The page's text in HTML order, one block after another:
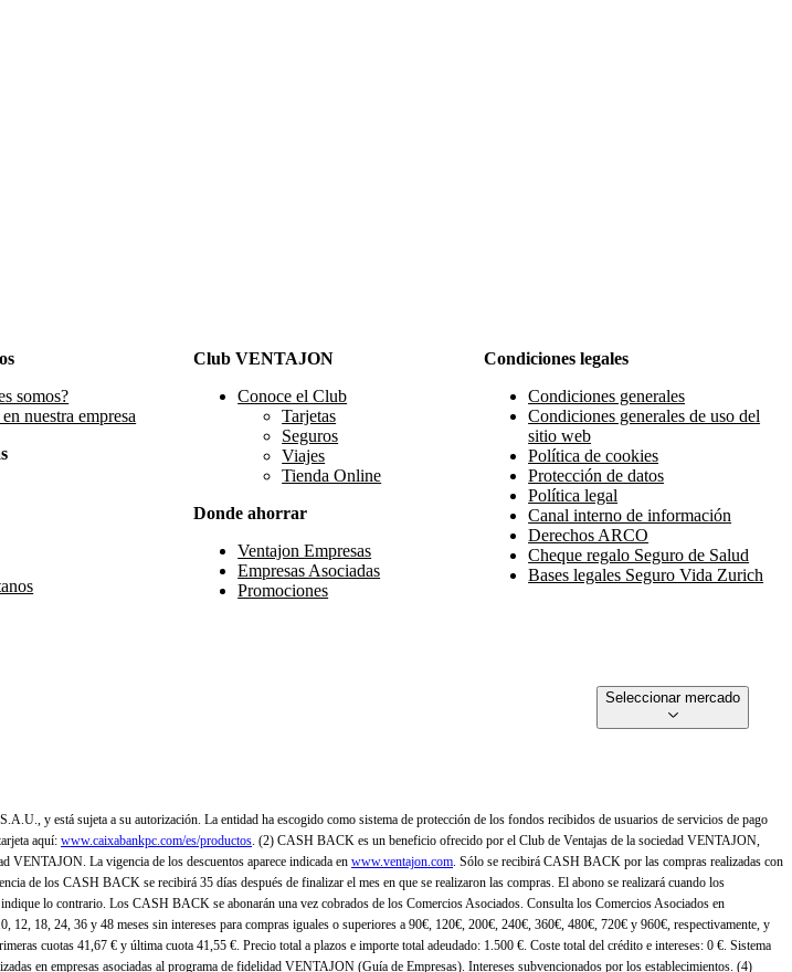
somos?
nuestra empresa
Club VENTAJON
Conoce el Club
Tarjetas
Seguros
Viajes
Tienda Online
Donde ahorrar
Ventajon Empresas
Empresas Asociadas
Promociones
Condiciones legales
Condiciones generales
Condiciones generales de uso del
sitio web
Política de cookies
Protección de datos
Política legal
Canal interno de información
Derechos ARCO
Cheque regalo Seguro de Salud
Bases legales Seguro Vida Zurich
Seleccionar mercado
y está sujeta a su autorización. La entidad ha escogido como sistema de protección de los fondos recibidos de usuarios de servicios de pago
aquí: www.caixabankpc.com/es/productos. (2) CASH BACK es un beneficio ofrecido por el Club de Ventajas de la sociedad VENTAJON,
VENTAJON. La vigencia de los descuentos aparece indicada en www.ventajon.com. Sólo se recibirá CASH BACK por las compras realizadas con
los CASH BACK se recibirá 35 días después de finalizar el mes en que se realizaron las compras. El abono se realizará cuando los
lo contrario. Los CASH BACK se abonarán una vez cobrados de los Comercios Asociados. Consulta los Comercios Asociados en
12, 18, 24, 36 y 48 meses sin intereses para compras iguales o superiores a 90€, 120€, 200€, 240€, 360€, 480€, 720€ y 960€, respectivamente, y
cuotas 41,67 € y última cuota 41,55 €. Precio total a plazos e importe total adeudado: 1.500 €. Coste total del crédito e intereses: 0 €. Sistema
en empresas asociadas al programa de fidelidad VENTAJON (Guía de Empresas). Intereses subvencionados por los establecimientos. (4)